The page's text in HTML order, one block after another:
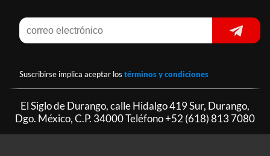
Suscribirse implica aceptar los términos y condiciones
El Siglo de Durango, calle Hidalgo 419 Sur, Durango,
Dgo. México, C.P. 34000 Teléfono+52 (618) 813 7080